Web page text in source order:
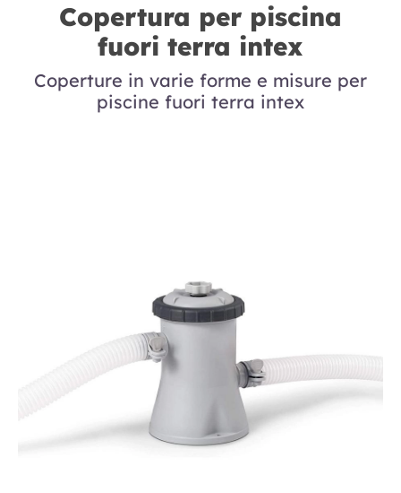
Copertura per piscina
fuori terra intex
Coperture in varie forme e misure per
piscine fuori terra intex